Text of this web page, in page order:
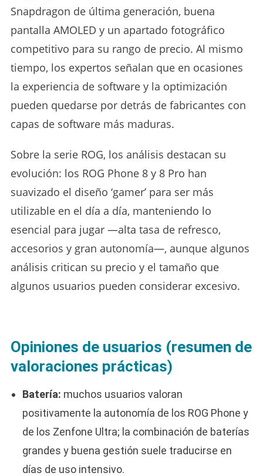
Snapdragon de última generación, buena
pantalla AMOLED y un apartado fotográfico
competitivo para su rango de precio. Al mismo
tiempo, los expertos señalan que en ocasiones
la experiencia de software y la optimización
pueden quedarse por detrás de fabricantes con
capas de software más maduras.
Sobre la serie ROG, los análisis destacan su
evolución: los ROG Phone 8 y 8 Pro han
suavizado el diseño ‘gamer’ para ser más
utilizable en el día a día, manteniendo lo
esencial para jugar —alta tasa de refresco,
accesorios y gran autonomía—, aunque algunos
análisis critican su precio y el tamaño que
algunos usuarios pueden considerar excesivo.
Opiniones de usuarios (resumen de
valoraciones prácticas)
Batería: muchos usuarios valoran
positivamente la autonomía de los ROG Phone y
de los Zenfone Ultra; la combinación de baterías
grandes y buena gestión suele traducirse en
días de uso intensivo.